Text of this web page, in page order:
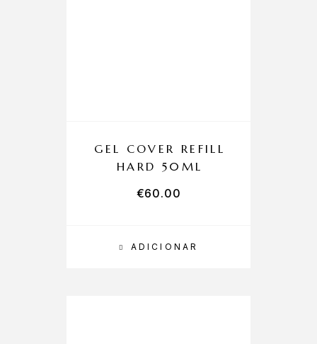
ADICIONAR
GEL COVER REFILL
HARD 50ML
€60.00